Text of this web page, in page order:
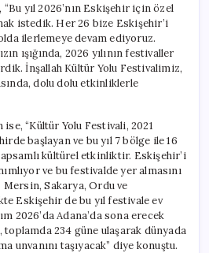
yıl 2026’nın Eskişehir için özel
istedik. Her 26 bize Eskişehir’i
ilerlemeye devam ediyoruz.
ışığında, 2026 yılının festivaller
İnşallah Kültür Yolu Festivalimiz,
dolu dolu etkinliklerle
“Kültür Yolu Festivali, 2021
başlayan ve bu yıl 7 bölge ile 16
kültürel etkinliktir. Eskişehir’i
ve bu festivalde yer almasını
Sakarya, Ordu ve
Eskişehir de bu yıl festivale ev
2026’da Adana’da sona erecek
234 güne ulaşarak dünyada
unvanını taşıyacak” diye konuştu.